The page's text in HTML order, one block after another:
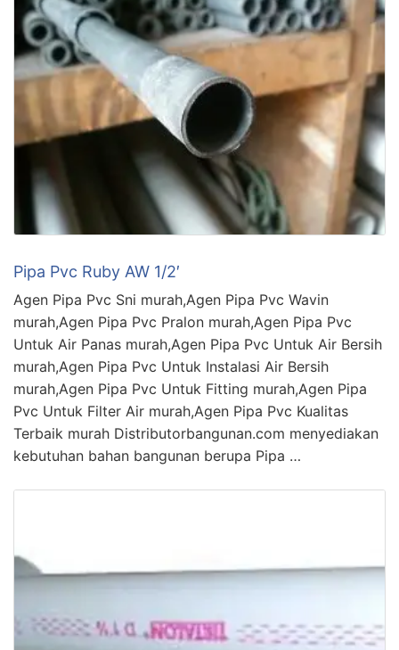
Pipa Pvc Ruby AW 1/2′
Agen Pipa Pvc Sni murah,Agen Pipa Pvc Wavin
murah,Agen Pipa Pvc Pralon murah,Agen Pipa Pvc
Untuk Air Panas murah,Agen Pipa Pvc Untuk Air Bersih
murah,Agen Pipa Pvc Untuk Instalasi Air Bersih
murah,Agen Pipa Pvc Untuk Fitting murah,Agen Pipa
Pvc Untuk Filter Air murah,Agen Pipa Pvc Kualitas
Terbaik murah Distributorbangunan.com menyediakan
kebutuhan bahan bangunan berupa Pipa …